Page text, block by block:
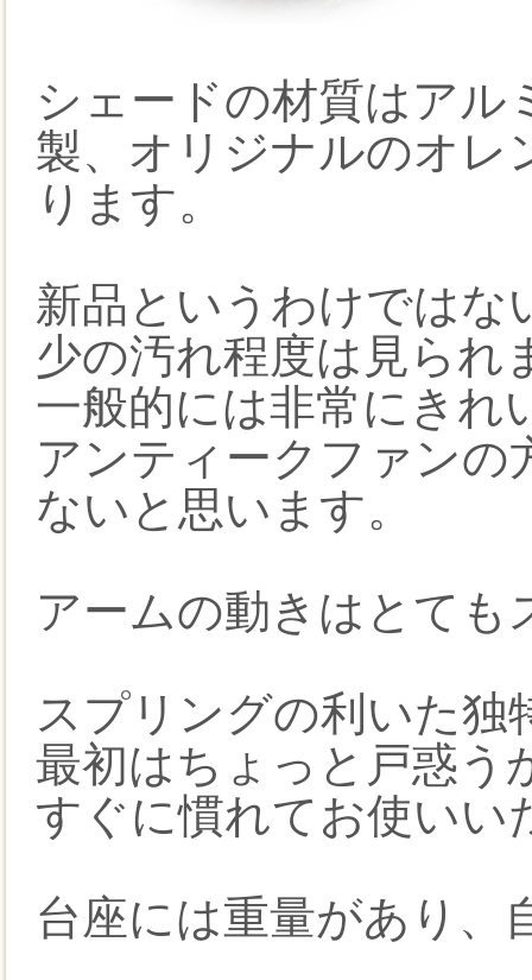
シェードの材質はアル
製、オリジナルのオレ
ります。
新品というわけではな
少の汚れ程度は見られ
一般的には非常にきれ
アンティークファン
ないと思います。
アームの動きはとても
スプリングの利いた
最初はちょっと戸惑う
すぐに慣れてお使いい
台座には重量があり、